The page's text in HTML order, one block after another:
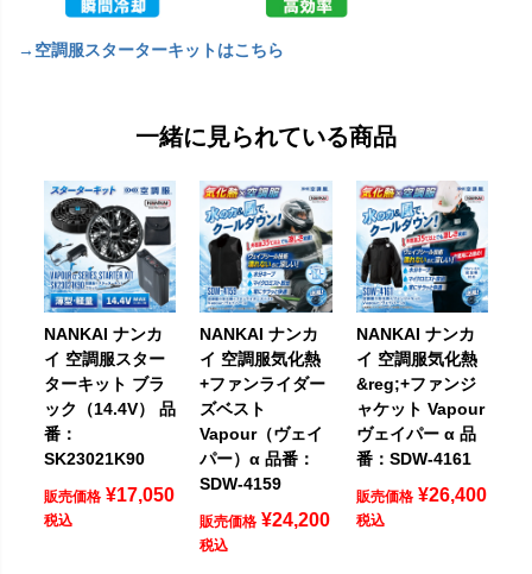
→空調服スターターキットはこちら
一緒に見られている商品
NANKAI ナンカ
イ 空調服スター
ターキット ブラ
ック（14.4V） 品
番：
SK23021K90
販売価格 ¥17,050
税込
NANKAI ナンカ
イ 空調服気化熱
+ファンライダー
ズベスト
Vapour（ヴェイ
パー）α 品番：
SDW-4159
販売価格 ¥24,200
税込
NANKAI ナンカ
イ 空調服気化熱
&reg;+ファンジ
ャケット Vapour
ヴェイパー α 品
番：SDW-4161
販売価格 ¥26,400
税込